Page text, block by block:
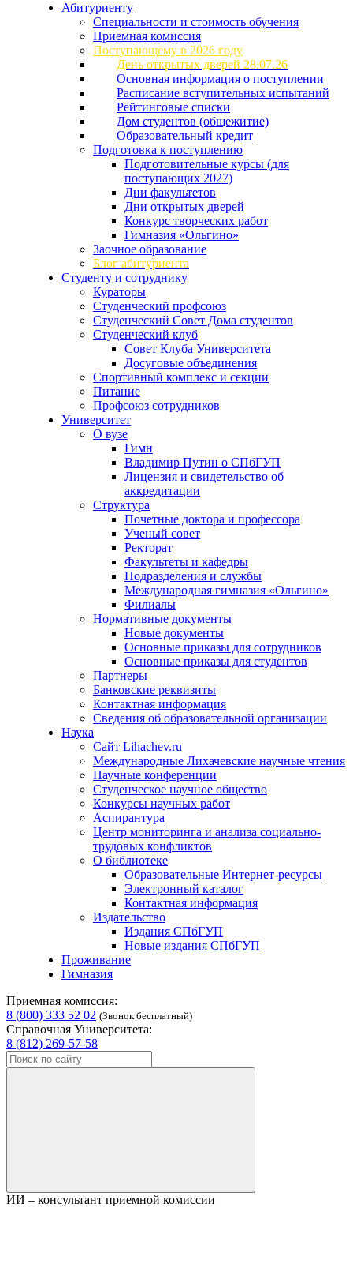
Абитуриенту
Специальности и стоимость обучения
Приемная комиссия
Поступающему в 2026 году
День открытых дверей 28.07.26
Основная информация о поступлении
Расписание вступительных испытаний
Рейтинговые списки
Дом студентов (общежитие)
Образовательный кредит
Подготовка к поступлению
Подготовительные курсы (для
поступающих 2027)
Дни факультетов
Дни открытых дверей
Конкурс творческих работ
Гимназия «Ольгино»
Заочное образование
Блог абитуриента
Студенту и сотруднику
Кураторы
Студенческий профсоюз
Студенческий Совет Дома студентов
Студенческий клуб
Совет Клуба Университета
Досуговые объединения
Спортивный комплекс и секции
Питание
Профсоюз сотрудников
Университет
О вузе
Гимн
Владимир Путин о СПбГУП
Лицензия и свидетельство об
аккредитации
Структура
Почетные доктора и профессора
Ученый совет
Ректорат
Факультеты и кафедры
Подразделения и службы
Международная гимназия «Ольгино»
Филиалы
Нормативные документы
Новые документы
Основные приказы для сотрудников
Основные приказы для студентов
Партнеры
Банковские реквизиты
Контактная информация
Сведения об образовательной организации
Наука
Сайт Lihachev.ru
Международные Лихачевские научные чтения
Научные конференции
Студенческое научное общество
Конкурсы научных работ
Аспирантура
Центр мониторинга и анализа социально-
трудовых конфликтов
О библиотеке
Образовательные Интернет-ресурсы
Электронный каталог
Контактная информация
Издательство
Издания СПбГУП
Новые издания СПбГУП
Проживание
Гимназия
Приемная комиссия:
8 (800) 333 52 02 (Звонок бесплатный)
Справочная Университета:
8 (812) 269-57-58
ИИ – консультант приемной комиссии